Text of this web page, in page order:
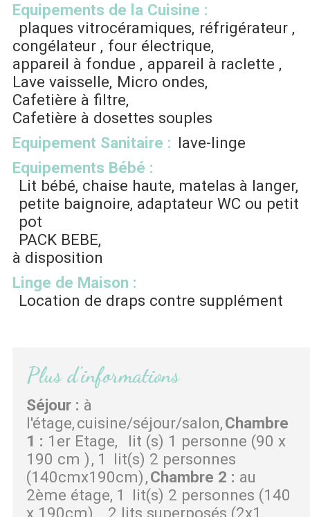
Equipements de la Cuisine :
plaques vitrocéramiques réfrigérateur
congélateur
four électrique
appareil à fondue
appareil à raclette
Lave vaisselle Micro ondes
Cafetière à filtre
Cafetière à dosettes souples
Equipement Sanitaire : lave-linge
Equipements Bébé :
Lit bébé, chaise haute, matelas à langer,
petite baignoire, adaptateur WC ou petit
pot
PACK BEBE
à disposition
Linge de Maison :
Location de draps contre supplément
Plus d'informations
Séjour : à
l'étage cuisine/séjour/salon Chambre
1 : 1er Etage
lit (s) 1 personne (90 x
190 cm ) 1
lit(s) 2 personnes
(140cmx190cm) Chambre 2 : au
2ème étage 1
lit(s) 2 personnes (140
x 190cm)
2 lits superposés (2x1